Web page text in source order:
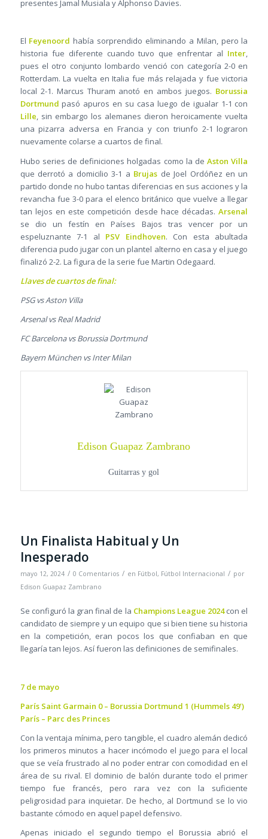
presentes Jamal Musiala y Alphonso Davies.
El Feyenoord había sorprendido eliminando a Milan, pero la
historia fue diferente cuando tuvo que enfrentar al Inter,
pues el otro conjunto lombardo venció con categoría 2-0 en
Rotterdam. La vuelta en Italia fue más relajada y fue victoria
local 2-1. Marcus Thuram anotó en ambos juegos. Borussia
Dortmund pasó apuros en su casa luego de igualar 1-1 con
Lille, sin embargo los alemanes dieron heroicamente vuelta
una pizarra adversa en Francia y con triunfo 2-1 lograron
nuevamente colarse a cuartos de final.
Hubo series de definiciones holgadas como la deAston Villa
que derrotó a domicilio 3-1 a Brujas de Joel Ordóñez en un
partido donde no hubo tantas diferencias en sus acciones y la
revancha fue 3-0 para el elenco británico que vuelve a llegar
tan lejos en este competición desde hace décadas.Arsenal
se dio un festín en Países Bajos tras vencer por un
espeluznante 7-1 al PSV Eindhoven. Con esta abultada
diferencia pudo jugar con un plantel alterno en casa y el juego
finalizó 2-2. La figura de la serie fue Martin Odegaard.
Llaves de cuartos de final:
PSG vs Aston Villa
Arsenal vs Real Madrid
FC Barcelona vs Borussia Dortmund
Bayern München vs Inter Milan
Edison Guapaz Zambrano
Guitarras y gol
Un Finalista Habitual y Un
Inesperado
mayo 12, 2024 / 0 Comentarios / en Fútbol, Fútbol Internacional / por
Edison Guapaz Zambrano
Se configuró la gran final de la Champions League 2024con el
candidato de siempre y un equipo que si bien tiene su historia
en la competición, eran pocos los que confiaban en que
llegaría tan lejos. Así fueron las definiciones de semifinales.
7 de mayo
París Saint Garmain 0 – Borussia Dortmund 1 (Hummels 49’)
París – Parc des Princes
Con la ventaja mínima, pero tangible, el cuadro alemán dedicó
los primeros minutos a hacer incómodo el juego para el local
que se veía frustrado al no poder entrar con comodidad en el
área de su rival. El dominio de balón durante todo el primer
tiempo fue francés, pero rara vez con la suficiente
peligrosidad para inquietar. De hecho, al Dortmund se lo vio
bastante cómodo en aquel papel defensivo.
Apenas iniciado el segundo tiempo el Borussia abrió el